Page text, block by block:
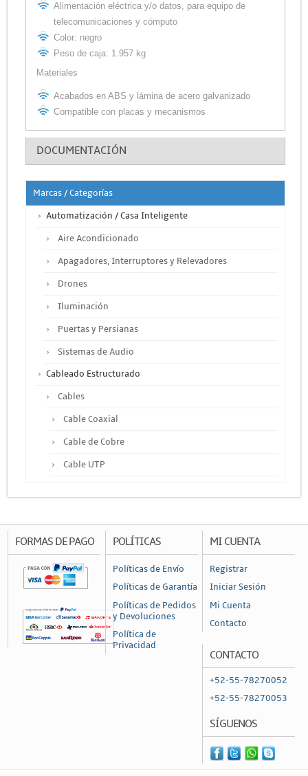
Alimentación eléctrica y/o datos, para equipo de
telecomunicaciones y cómputo
Color: negro
Peso de caja: 1.957 kg
Materiales
Acabados en ABS y lámina de acero galvanizado
Compatible con placas y mecanismos
DOCUMENTACIÓN
Marcas / Categorías
Automatización / Casa Inteligente
Aire Acondicionado
Apagadores, Interruptores y Relevadores
Drones
Iluminación
Puertas y Persianas
Sistemas de Audio
Cableado Estructurado
Cables
Cable Coaxial
Cable de Cobre
Cable UTP
Accesorios
Cajas de Distribución
Canaleta
Conduit
Ducto de PVC
FORMAS DE PAGO POLÍTICAS
Políticas de Envío
Políticas de Garantía
Políticas de Pedidos
y Devoluciones
Política de
Privacidad
MI CUENTA
Registrar
Iniciar Sesión
Mi Cuenta
Contacto
CONTACTO
+52-55-78270052
+52-55-78270053
SÍGUENOS